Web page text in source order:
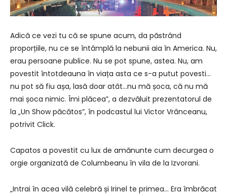
Adică ce vezi tu că se spune acum, da păstrând
proporțiile, nu ce se întâmplă la nebunii aia în America. Nu,
erau persoane publice. Nu se pot spune, astea. Nu, am
povestit întotdeauna în viața asta ce s-a putut povesti…
nu pot să fiu așa, lasă doar atât…nu mă șoca, că nu mă
mai șoca nimic. Îmi plăcea”, a dezvăluit prezentatorul de
la „Un Show păcătos”, în podcastul lui Victor Vrânceanu,
potrivit Click.
Capatos a povestit cu lux de amănunte cum decurgea o
orgie organizată de Columbeanu în vila de la Izvorani.
„Intrai în acea vilă celebră și Irinel te primea… Era îmbrăcat